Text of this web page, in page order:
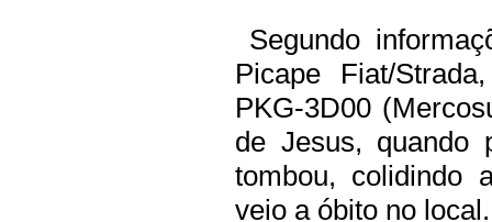
Segundo
Picape Fiat/
PKG-3D00
de Jesus, quando
tombou, colidindo
veio a óbito no local.